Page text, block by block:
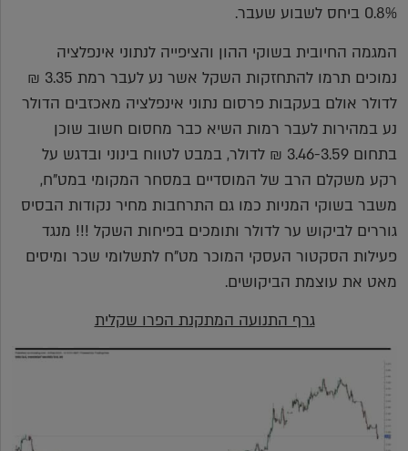
0.8% ביחס לשבוע שעבר.
המגמה החיובית בשוקי ההון והציפייה לנתוני אינפלציה
נמוכים תרמו להתחזקות השקל אשר נע לעבר רמת 3.35 ₪
לדולר אולם בעקבות פרסום נתוני אינפלציה מאכזבים הדולר
נע במהירות לעבר רמות השיא כבר מחסום חשוב שוכן
בתחום 3.46-3.59 ₪ לדולר, במבט לטווח בינוני ובדגש על
רקע משקלם הרב של המוסדיים במסחר המקומי במט"ח,
משבר בשוקי המניות כמו גם התרחבות מחיר נקודות הבסיס
גוררים לביקוש ער לדולר ותומכים בפיחות השקל !!! מנגד
פעילות הסקטור העסקי המוכר מט"ח לתשלומי שכר ומיסים
מאט את עוצמת הביקושים.
גרף התנועה המתקנת הפרו שקלית